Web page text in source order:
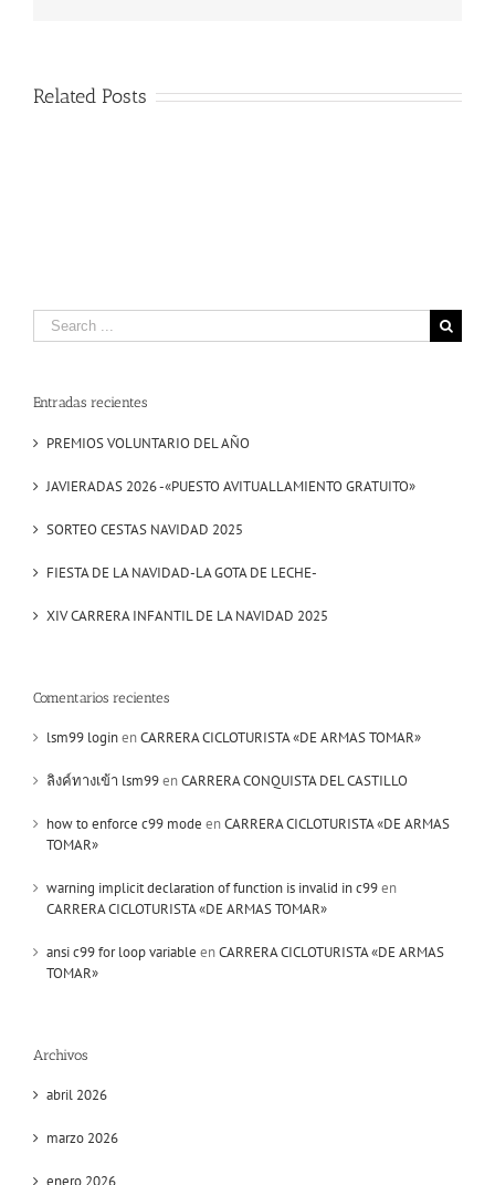
Related Posts
Search
for:
Entradas recientes
PREMIOS VOLUNTARIO DEL AÑO
JAVIERADAS 2026 -«PUESTO AVITUALLAMIENTO GRATUITO»
SORTEO CESTAS NAVIDAD 2025
FIESTA DE LA NAVIDAD-LA GOTA DE LECHE-
XIV CARRERA INFANTIL DE LA NAVIDAD 2025
Comentarios recientes
lsm99 loginenCARRERA CICLOTURISTA «DE ARMAS TOMAR»
ลิงค์ทางเข้า lsm99enCARRERA CONQUISTA DEL CASTILLO
how to enforce c99 mode enCARRERA CICLOTURISTA «DE ARMAS
TOMAR»
warning implicit declaration of function is invalid in c99en
CARRERA CICLOTURISTA «DE ARMAS TOMAR»
ansi c99 for loop variable enCARRERA CICLOTURISTA «DE ARMAS
TOMAR»
Archivos
abril 2026
marzo 2026